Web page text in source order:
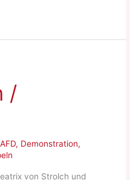
/
AFD, Demonstration,
von Strolch und